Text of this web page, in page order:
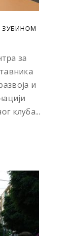
ЗУБИНОМ
за
и
клуба...